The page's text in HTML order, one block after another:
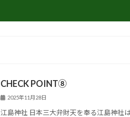
CHECK POINT⑧
2025年11月28日
江島神社 日本三大弁財天を奉る江島神社